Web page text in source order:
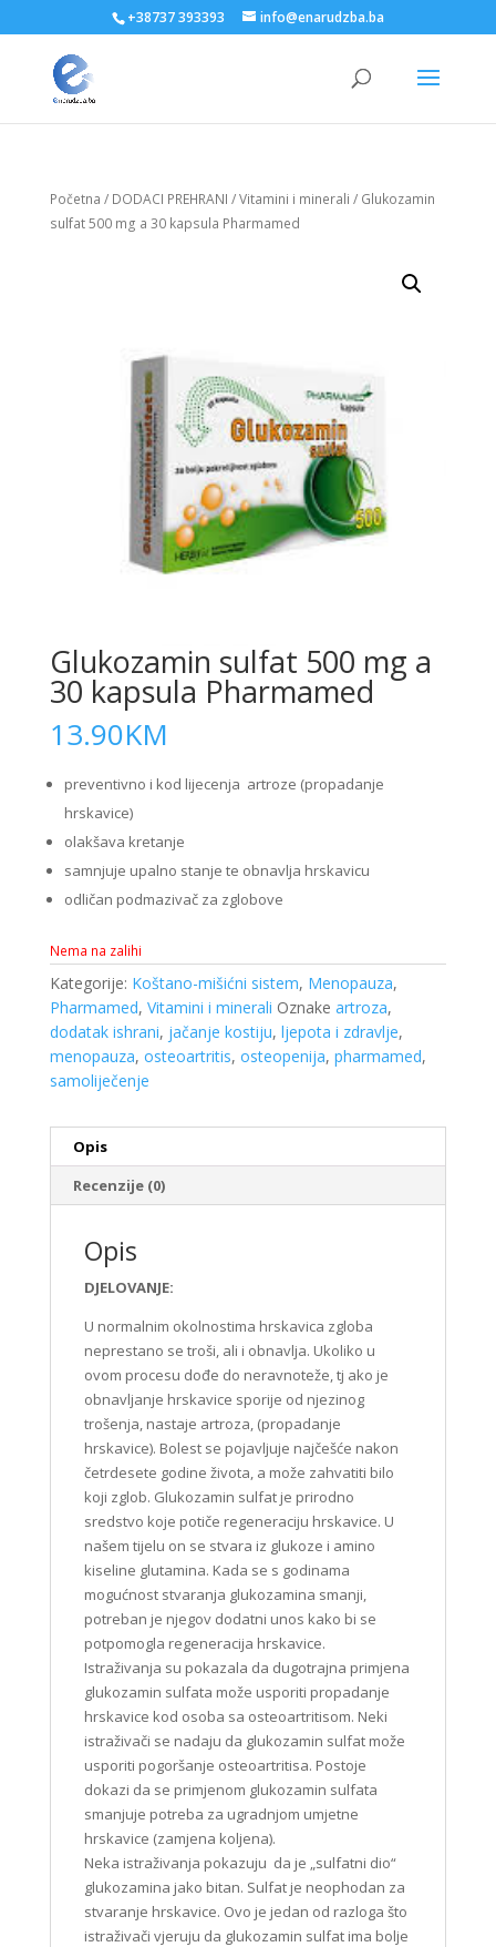
+38737 393393 info@enarudzba.ba
Početna / DODACI PREHRANI /Vitamini i minerali / Glukozamin
sulfat 500 mg a 30 kapsula Pharmamed
Glukozamin sulfat 500 mg a
30 kapsula Pharmamed
13.90KM
preventivno i kod lijecenja artroze (propadanje
hrskavice)
olakšava kretanje
samnjuje upalno stanje te obnavlja hrskavicu
odličan podmazivač za zglobove
Nema na zalihi
Kategorije: Koštano-mišićni sistem, Menopauza,
Pharmamed, Vitamini i minerali Oznake artroza,
dodatak ishrani, jačanje kostiju, ljepota i zdravlje,
menopauza, osteoartritis, osteopenija, pharmamed,
samoliječenje
Opis
Recenzije (0)
Opis
DJELOVANJE:
U normalnim okolnostima hrskavica zgloba
neprestano se troši, ali i obnavlja. Ukoliko u
ovom procesu dođe do neravnoteže, tj ako je
obnavljanje hrskavice sporije od njezinog
trošenja, nastaje artroza, (propadanje
hrskavice). Bolest se pojavljuje najčešće nakon
četrdesete godine života, a može zahvatiti bilo
koji zglob. Glukozamin sulfat je prirodno
sredstvo koje potiče regeneraciju hrskavice. U
našem tijelu on se stvara iz glukoze i amino
kiseline glutamina. Kada se s godinama
mogućnost stvaranja glukozamina smanji,
potreban je njegov dodatni unos kako bi se
potpomogla regeneracija hrskavice.
Istraživanja su pokazala da dugotrajna primjena
glukozamin sulfata može usporiti propadanje
hrskavice kod osoba sa osteoartritisom. Neki
istraživači se nadaju da glukozamin sulfat može
usporiti pogoršanje osteoartritisa. Postoje
dokazi da se primjenom glukozamin sulfata
smanjuje potreba za ugradnjom umjetne
hrskavice (zamjena koljena).
Neka istraživanja pokazuju da je „sulfatni dio“
glukozamina jako bitan. Sulfat je neophodan za
stvaranje hrskavice. Ovo je jedan od razloga što
istraživači vjeruju da glukozamin sulfat ima bolje